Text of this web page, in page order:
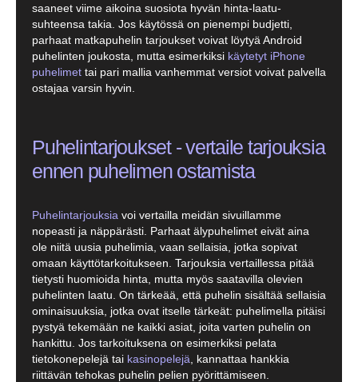
saaneet viime aikoina suosiota hyvän hinta-laatu-
suhteensa takia. Jos käytössä on pienempi budjetti,
parhaat matkapuhelin tarjoukset voivat löytyä Android
puhelinten joukosta, mutta esimerkiksi käytetyt iPhone
puhelimet tai pari mallia vanhemmat versiot voivat palvella
ostajaa varsin hyvin.
Puhelintarjoukset - vertaile tarjouksia
ennen puhelimen ostamista
Puhelintarjouksia voi vertailla meidän sivuillamme
nopeasti ja näppärästi. Parhaat älypuhelimet eivät aina
ole niitä uusia puhelimia, vaan sellaisia, jotka sopivat
omaan käyttötarkoitukseen. Tarjouksia vertaillessa pitää
tietysti huomioida hinta, mutta myös saatavilla olevien
puhelinten laatu. On tärkeää, että puhelin sisältää sellaisia
ominaisuuksia, jotka ovat itselle tärkeät: puhelimella pitäisi
pystyä tekemään ne kaikki asiat, joita varten puhelin on
hankittu. Jos tarkoituksena on esimerkiksi pelata
tietokonepelejä tai kasinopelejä , kannattaa hankkia
riittävän tehokas puhelin pelien pyörittämiseen.